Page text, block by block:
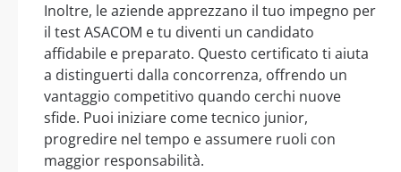
Inoltre, le aziende apprezzano il tuo impegno per
il test ASACOM e tu diventi un candidato
affidabile e preparato. Questo certificato ti aiuta
a distinguerti dalla concorrenza, offrendo un
vantaggio competitivo quando cerchi nuove
sfide. Puoi iniziare come tecnico junior,
progredire nel tempo e assumere ruoli con
maggior responsabilità.